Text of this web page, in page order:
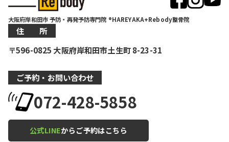
大阪府岸和田市 予防・再発予防専門院 ®HAREYAKA+Rebody整骨院
住 所
〒596-0825 大阪府岸和田市土生町 8-23-31
ご予約・お問い合わせ
072-428-5858
公式LINEからご予約はこちら